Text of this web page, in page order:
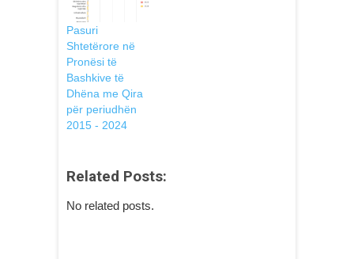
Pasuri
Shtetërore në
Pronësi të
Bashkive të
Dhëna me Qira
për periudhën
2015 - 2024
Related Posts:
No related posts.